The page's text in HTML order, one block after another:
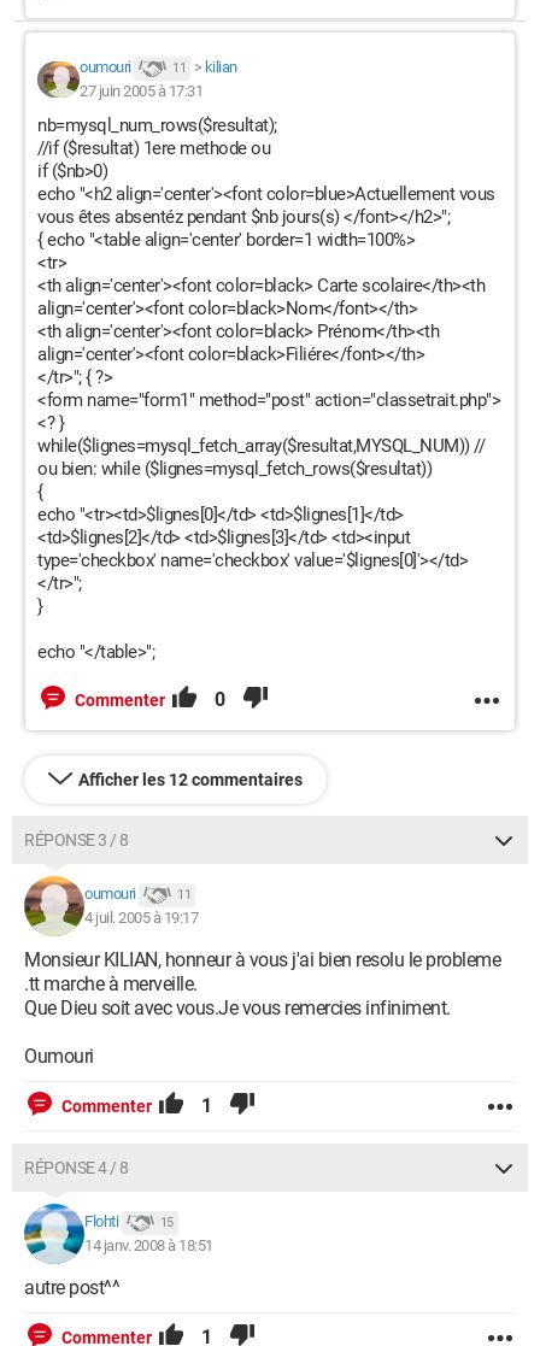
oumouri 11 > kilian
27 juin 2005 à 17:31
nb=mysql_num_rows($resultat);
//if ($resultat) 1ere methode ou
if ($nb>0)
echo "<h2 align='center'><font color=blue>Actuellement vous
vous êtes absentéz pendant $nb jours(s) </font></h2>";
{ echo "<table align='center' border=1 width=100%>
<tr>
<th align='center'><font color=black> Carte scolaire</th><th
align='center'><font color=black>Nom</font></th>
<th align='center'><font color=black> Prénom</th><th
align='center'><font color=black>Filiére</font></th>
</tr>"; { ?>
<form name="form1" method="post" action="classetrait.php">
<? }
while($lignes=mysql_fetch_array($resultat,MYSQL_NUM)) //
ou bien: while ($lignes=mysql_fetch_rows($resultat))
{
echo "<tr><td>$lignes[0]</td> <td>$lignes[1]</td>
<td>$lignes[2]</td> <td>$lignes[3]</td> <td><input
type='checkbox' name='checkbox' value='$lignes[0]'></td>
</tr>";
}
echo "</table>";
Commenter 0
Afficher les 12 commentaires
RÉPONSE 3 / 8
oumouri 11
4 juil. 2005 à 19:17
Monsieur KILIAN, honneur à vous j'ai bien resolu le probleme
.tt marche à merveille.
Que Dieu soit avec vous.Je vous remercies infiniment.
Oumouri
Commenter 1
RÉPONSE 4 / 8
Flohti 15
14 janv. 2008 à 18:51
autre post^^
Commenter 1